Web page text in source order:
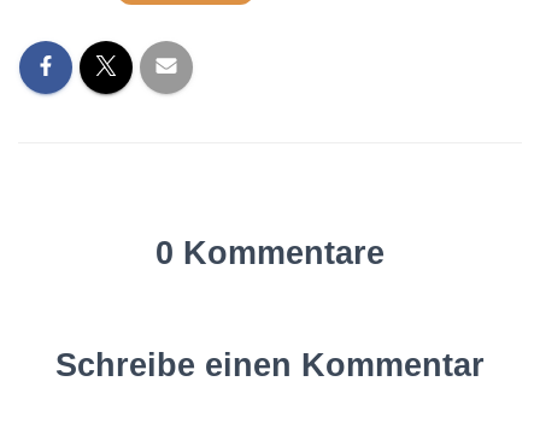
0 Kommentare
Schreibe einen Kommentar